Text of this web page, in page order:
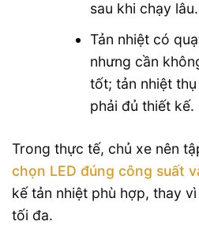
sau khi chạy lâu.
Tản nhiệt có
nhưng cần
tốt; tản nhiệt
phải đủ thiết kế.
Trong thực tế, chủ xe nên
chọn LED đúng công suất
kế tản nhiệt phù hợp, thay
tối đa.